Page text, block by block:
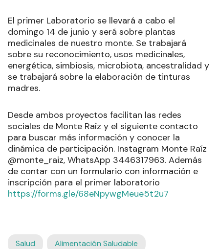
El primer Laboratorio se llevará a cabo el
domingo 14 de junio y será sobre plantas
medicinales de nuestro monte. Se trabajará
sobre su reconocimiento, usos medicinales,
energética, simbiosis, microbiota, ancestralidad y
se trabajará sobre la elaboración de tinturas
madres.
Desde ambos proyectos facilitan las redes
sociales de Monte Raíz y el siguiente contacto
para buscar más información y conocer la
dinámica de participación. Instagram Monte Raíz
@monte_raiz, WhatsApp 3446317963. Además
de contar con un formulario con información e
inscripción para el primer laboratorio
https://forms.gle/68eNpywgMeue5t2u7
Salud Alimentación Saludable